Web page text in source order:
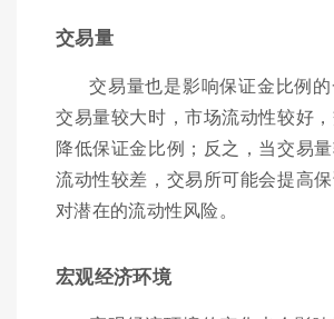
交易量
交易量也是影响保证金比例
交易量较大时，市场流动性较好
降低保证金比例；反之，当交易
流动性较差，交易所可能会提高
对潜在的流动性风险。
宏观经济环境